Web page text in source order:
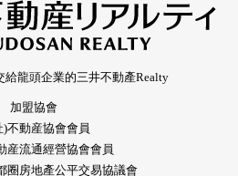
給龍頭企業的三井不動產Realty
加盟協會
)不動産協會會員
産流通經營協會會員
圈房地產公平交易協議會